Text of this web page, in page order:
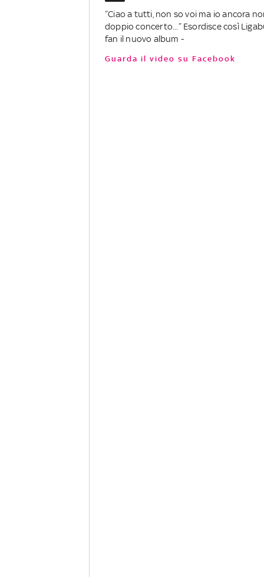
“Ciao a tutti, non so voi ma io ancora
doppio concerto...” Esordisce così
fan il nuovo album -
Guarda il video su Facebook